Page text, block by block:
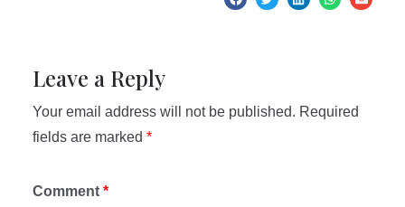
Leave a Reply
Your email address will not be published. Required
fields are marked *
Comment *